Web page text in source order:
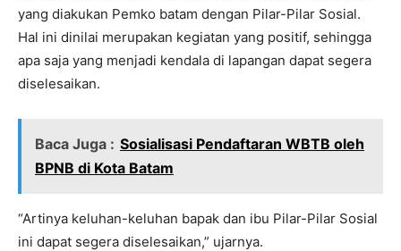
yang diakukan Pemko batam dengan Pilar-Pilar Sosial.
Hal ini dinilai merupakan kegiatan yang positif, sehingga
apa saja yang menjadi kendala di lapangan dapat segera
diselesaikan.
Baca Juga : Sosialisasi Pendaftaran WBTB oleh
BPNB di Kota Batam
“Artinya keluhan-keluhan bapak dan ibu Pilar-Pilar Sosial
ini dapat segera diselesaikan,” ujarnya.